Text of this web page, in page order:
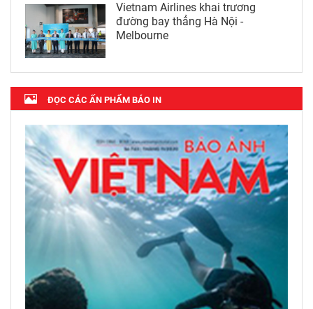
Vietnam Airlines khai trương
đường bay thẳng Hà Nội -
Melbourne
ĐỌC CÁC ẤN PHẨM BÁO IN